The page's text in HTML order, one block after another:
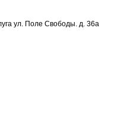
ул. Поле Свободы. д. 36а